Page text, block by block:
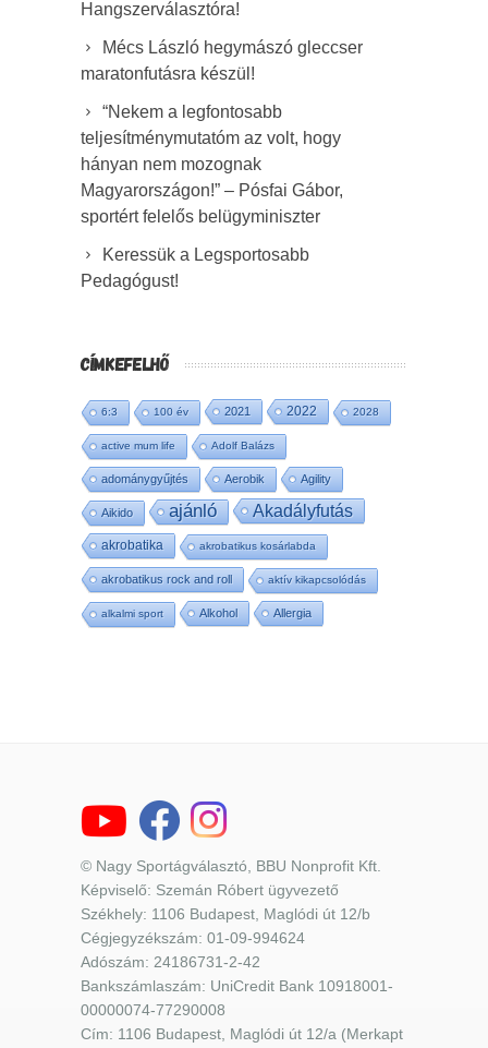
Hangszerválasztóra!
Mécs László hegymászó gleccser
maratonfutásra készül!
“Nekem a legfontosabb
teljesítménymutatóm az volt, hogy
hányan nem mozognak
Magyarországon!” – Pósfai Gábor,
sportért felelős belügyminiszter
Keressük a Legsportosabb
Pedagógust!
CÍMKEFELHŐ
6:3 100 év 2021 2022 2028
active mum life Adolf Balázs
adománygyűjtés Aerobik Agility
Aikido ajánló Akadályfutás
akrobatika akrobatikus kosárlabda
akrobatikus rock and roll aktív kikapcsolódás
alkalmi sport Alkohol Allergia
© Nagy Sportágválasztó, BBU Nonprofit Kft.
Képviselő: Szemán Róbert ügyvezető
Székhely: 1106 Budapest, Maglódi út 12/b
Cégjegyzékszám: 01-09-994624
Adószám: 24186731-2-42
Bankszámlaszám: UniCredit Bank 10918001-
00000074-77290008
Cím: 1106 Budapest, Maglódi út 12/a (Merkapt